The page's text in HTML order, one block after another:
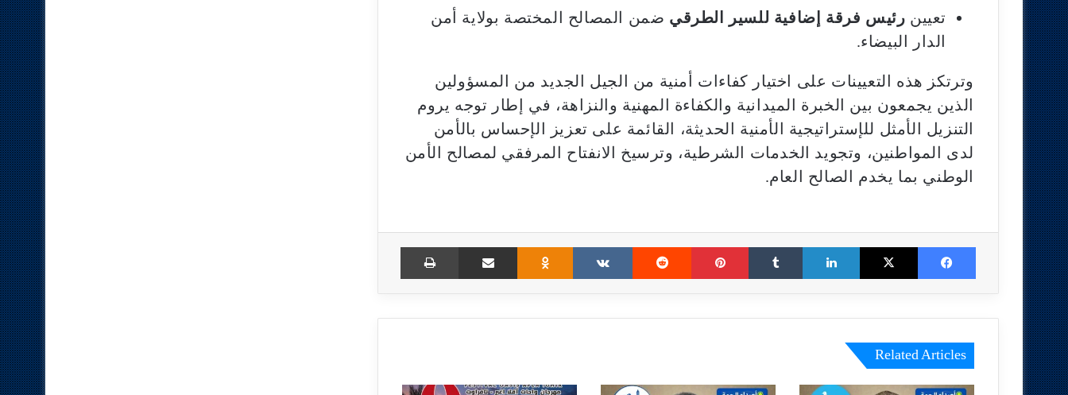
تعيين رئيس فرقة إضافية للسير الطرقي ضمن المصالح المختصة بولاية أمن
الدار البيضاء.
وترتكز هذه التعيينات على اختيار كفاءات أمنية من الجيل الجديد من المسؤولين
الذين يجمعون بين الخبرة الميدانية والكفاءة المهنية والنزاهة، في إطار توجه يروم
التنزيل الأمثل للإستراتيجية الأمنية الحديثة، القائمة على تعزيز الإحساس بالأمن
لدى المواطنين، وتجويد الخدمات الشرطية، وترسيخ الانفتاح المرفقي لمصالح الأمن
الوطني بما يخدم الصالح العام.
Facebook
X
LinkedIn
Tumblr
Pinterest
Reddit
VKontakte
Odnoklassniki
Share via Email
Print
Related Articles